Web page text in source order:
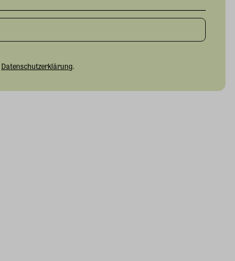
Datenschutzerklärung.